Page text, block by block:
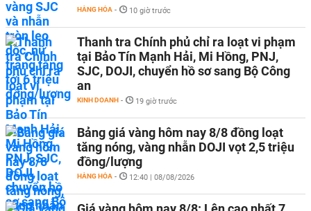
HÀNG HÓA - 10 giờ trước
Thanh tra Chính phủ chỉ ra loạt vi phạm
tại Bảo Tín Mạnh Hải, Mi Hồng, PNJ,
SJC, DOJI, chuyển hồ sơ sang Bộ Công
an
KINH DOANH - 19 giờ trước
Bảng giá vàng hôm nay 8/8 đồng loạt
tăng nóng, vàng nhẫn DOJI vọt 2,5 triệu
đồng/lượng
HÀNG HÓA - 12:40 | 08/08/2026